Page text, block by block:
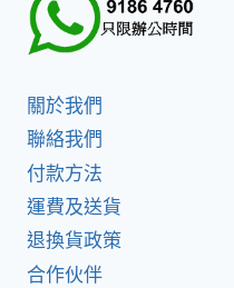
關於我們
聯絡我們
付款方法
運費及送貨
退換貨政策
合作伙伴